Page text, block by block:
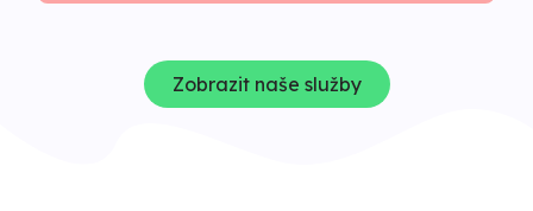
Zobrazit naše služby